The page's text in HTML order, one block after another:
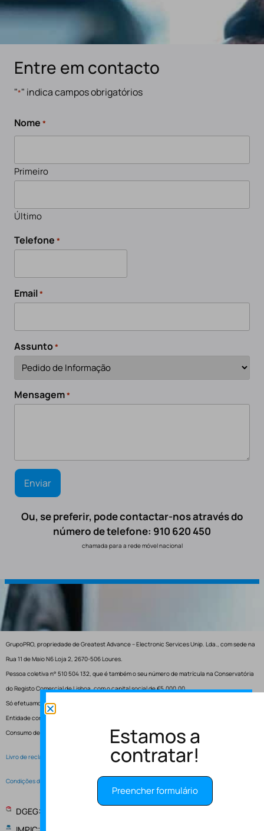
Entre em contacto
"*" indica campos obrigatórios
Nome *
Primeiro
Último
Telefone *
Email*
Assunto*
Mensagem*
Ou, se preferir, pode contactar-nos através do
número de telefone: 910 620 450
chamada para a rede móvel nacional
GrupoPRO, propriedade de Greatest Advance – Electronic Services Unip. Lda., com sede na
Rua 11 de Maio N6 Loja 2, 2670-506 Loures.
Pessoa coletiva n° 510 504 132, que é também o seu número de matrícula na Conservatória
do Registo Comercial de Lisboa, com o capital social de €5.000,00.
Só efetuamos entregas em Portugal.
Entidade competente para resolução de conflitos – Centro de Arbitragem de Conflitos de
Consumo de Lisboa.
Livro de reclamações electrónico
Condições de Serviço
DGEG: Entidade Instaladora EI-2997
Estamos a
contratar!
Preencher formulário